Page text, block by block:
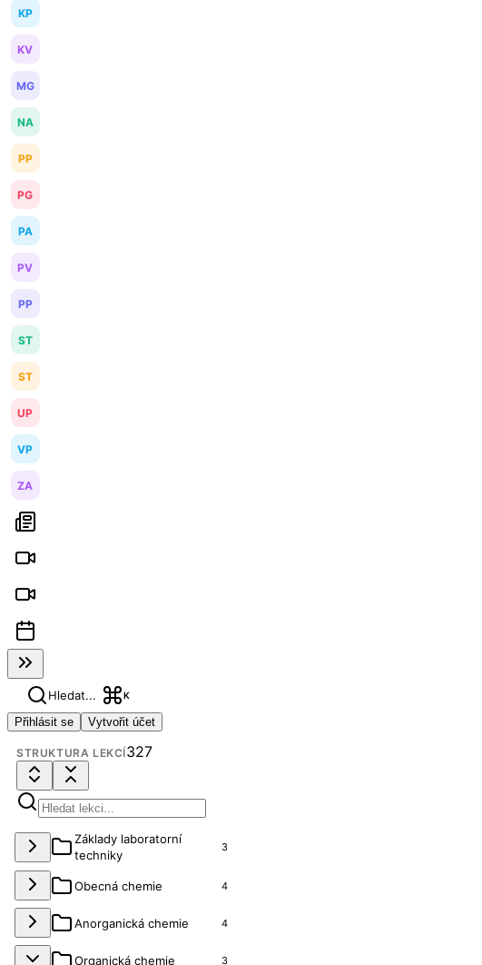
KP
KV
MG
NA
PP
PG
PA
PV
PP
ST
ST
UP
VP
ZA
Hledat... K
Přihlásit se Vytvořit účet
STRUKTURA LEKCÍ327
Základy laboratorní
techniky
3
Obecná chemie 4
Anorganická chemie 4
Organická chemie 3